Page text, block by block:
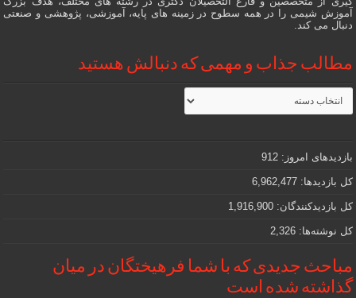
آموزش شیمی را در همه سطوح در زمینه های پایه، آموزشی، پژوهشی و صنعتی
دنبال می کند.
مطالب جذاب و مهمی که دنبالش هستید
مطالب
جذاب
و
که
دنبالش
هستید
بازدیدهای امروز: 912
کل بازدیدها: 6,962,477
کل بازدیدکنند‌گان: 1,916,900
کل نوشته‌ها: 2,326
مباحث جدیدی که با شما فرهیختگان در میان
گذاشته شده است